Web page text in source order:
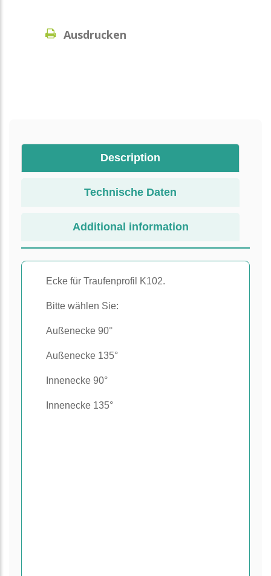
Ausdrucken
Description
Technische Daten
Additional information
Ecke für Traufenprofil K102.
Bitte wählen Sie:
Außenecke 90°
Außenecke 135°
Innenecke 90°
Innenecke 135°